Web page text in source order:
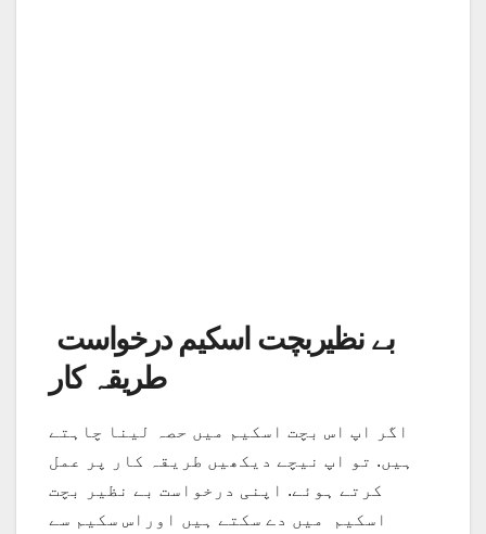
بے نظیربچت اسکیم درخواست
طریقہ کار
اگر اپ اس بچت اسکیم میں حصہ لینا چاہتے
ہیں. تو اپ نیچے دیکھیں طریقہ کار پر عمل
کرتے ہوئے. اپنی درخواست بے نظیر بچت
اسکیم میں دے سکتے ہیں اوراس سکیم سے